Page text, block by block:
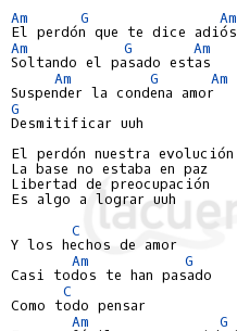
Am G
Am
Am
G
Am
Soltando el pasado estas
Am
G
Am
G
Desmitificar uuh
El perdón nuestra evolución
La base no estaba en paz
Libertad de preocupación
Es algo a lograr uuh
C
Y los hechos de amor
Am
G
Casi todos te han pasado
C
Como todo pensar
Am
G